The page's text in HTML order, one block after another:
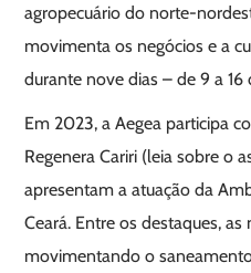
agropecuário do norte-
movimenta os negócios e a
durante nove dias – de 9 a
Em 2023, a Aegea participa
Regenera Cariri (leia sobre o
apresentam a atuação da
Ceará. Entre os destaques,
movimentando o